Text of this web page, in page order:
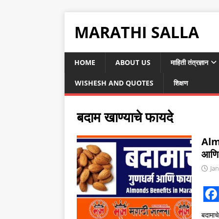
MARATHI SALLA
HOME ABOUT US माहिती तंत्रज्ञान
WISHESH AND QUOTES शिक्षण
बदाम खाण्याचे फायदे
F